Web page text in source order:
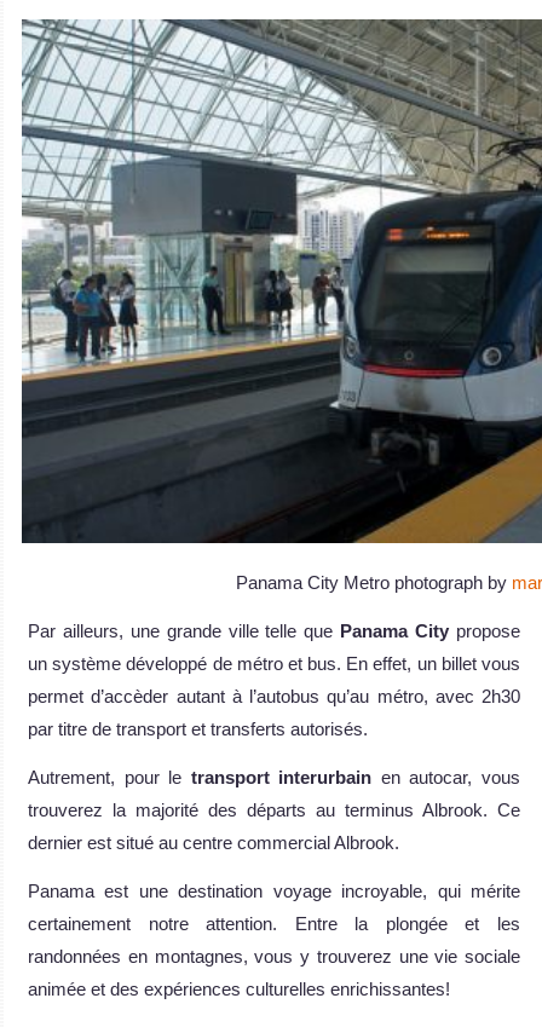
Panama City Metro photograph by
Par ailleurs, une grande ville telle que Panama City propose
un système développé de métro et bus. En effet, un billet vous
permet d’accèder autant à l’autobus qu’au métro, avec 2h30
par titre de transport et transferts autorisés.
Autrement, pour le transport interurbain en autocar, vous
trouverez la majorité des départs au terminus Albrook. Ce
dernier est situé au centre commercial Albrook.
Panama est une destination voyage incroyable, qui mérite
certainement notre attention. Entre la plongée et les
randonnées en montagnes, vous y trouverez une vie sociale
animée et des expériences culturelles enrichissantes!